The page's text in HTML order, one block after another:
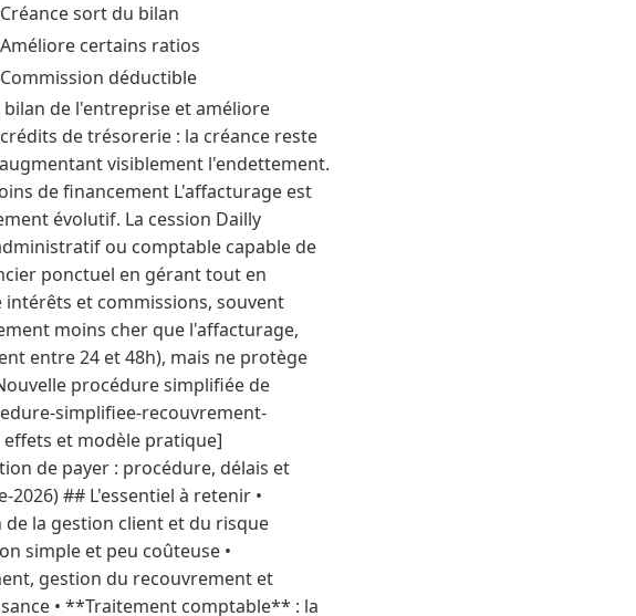
Créance sort du bilan
Améliore certains ratios
Commission déductible
de l'entreprise et améliore
de trésorerie : la créance reste
visiblement l'endettement.
de financement L'affacturage est
évolutif. La cession Dailly
ou comptable capable de
ponctuel en gérant tout en
et commissions, souvent
moins cher que l'affacturage,
entre 24 et 48h), mais ne protège
procédure simplifiée de
simplifiee-recouvrement-
effets et modèle pratique]
de payer : procédure, délais et
## L'essentiel à retenir •
la gestion client et du risque
simple et peu coûteuse •
gestion du recouvrement et
• **Traitement comptable** : la